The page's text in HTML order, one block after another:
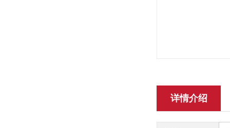
详情介绍